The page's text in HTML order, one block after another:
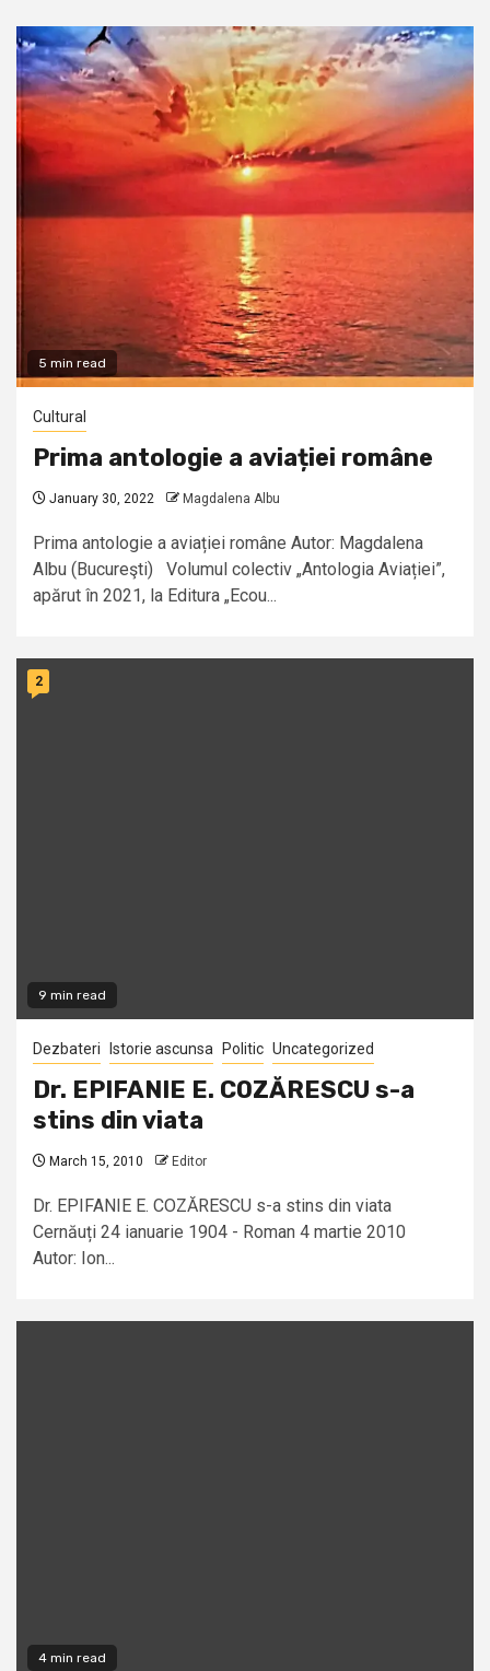
5 min read
Cultural
Prima antologie a aviației române
January 30, 2022 Magdalena Albu
Prima antologie a aviației române Autor: Magdalena
Albu (Bucureşti) Volumul colectiv „Antologia Aviației”,
apărut în 2021, la Editura „Ecou...
9 min read
2
Dezbateri Istorie ascunsa Politic Uncategorized
Dr. EPIFANIE E. COZĂRESCU s-a
stins din viata
March 15, 2010 Editor
Dr. EPIFANIE E. COZĂRESCU s-a stins din viata
Cernăuți 24 ianuarie 1904 - Roman 4 martie 2010
Autor: Ion...
4 min read